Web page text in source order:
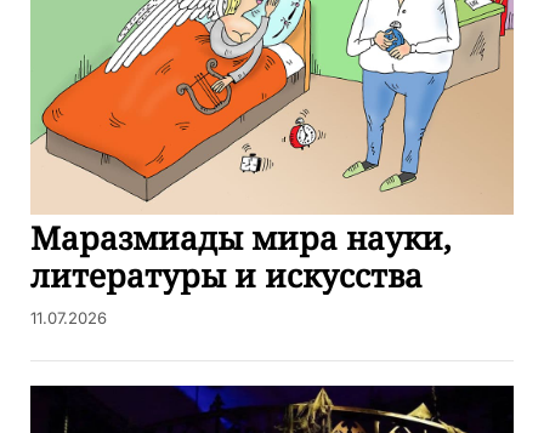
Маразмиады мира науки,
литературы и искусства
11.07.2026